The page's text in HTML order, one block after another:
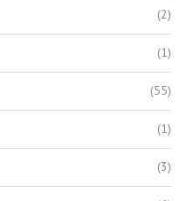
(2)
(1)
(55)
(1)
(3)